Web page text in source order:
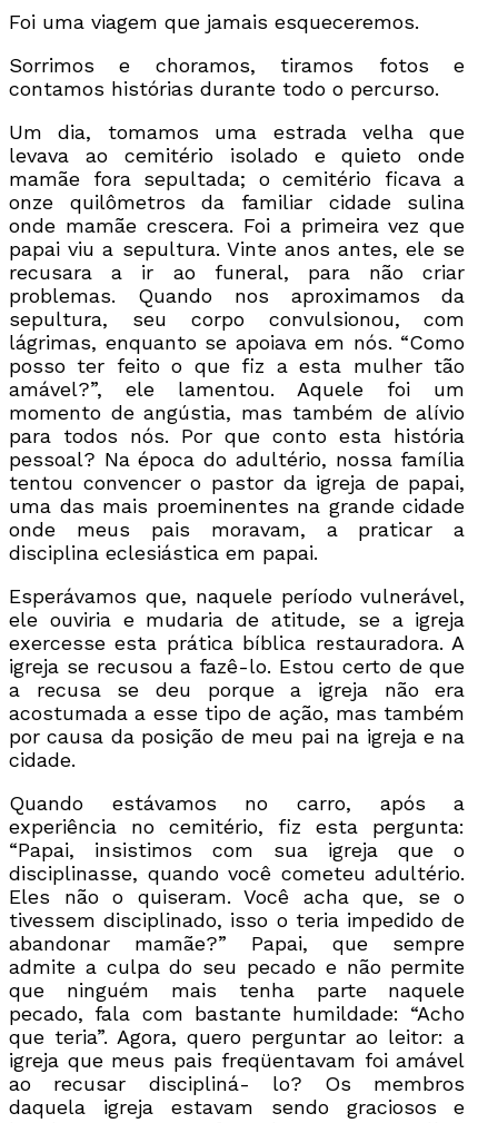
Foi uma viagem que jamais esqueceremos.
Sorrimos e choramos, tiramos fotos e
contamos histórias durante todo o percurso.
Um dia, tomamos uma estrada velha que
levava ao cemitério isolado e quieto onde
mamãe fora sepultada; o cemitério ficava a
onze quilômetros da familiar cidade sulina
onde mamãe crescera. Foi a primeira vez que
papai viu a sepultura. Vinte anos antes, ele se
recusara a ir ao funeral, para não criar
problemas. Quando nos aproximamos da
sepultura, seu corpo convulsionou, com
lágrimas, enquanto se apoiava em nós. “Como
posso ter feito o que fiz a esta mulher tão
amável?”, ele lamentou. Aquele foi um
momento de angústia, mas também de alívio
para todos nós. Por que conto esta história
pessoal? Na época do adultério, nossa família
tentou convencer o pastor da igreja de papai,
uma das mais proeminentes na grande cidade
onde meus pais moravam, a praticar a
disciplina eclesiástica em papai.
Esperávamos que, naquele período vulnerável,
ele ouviria e mudaria de atitude, se a igreja
exercesse esta prática bíblica restauradora. A
igreja se recusou a fazê-lo. Estou certo de que
a recusa se deu porque a igreja não era
acostumada a esse tipo de ação, mas também
por causa da posição de meu pai na igreja e na
cidade.
Quando estávamos no carro, após a
experiência no cemitério, fiz esta pergunta:
“Papai, insistimos com sua igreja que o
disciplinasse, quando você cometeu adultério.
Eles não o quiseram. Você acha que, se o
tivessem disciplinado, isso o teria impedido de
abandonar mamãe?” Papai, que sempre
admite a culpa do seu pecado e não permite
que ninguém mais tenha parte naquele
pecado, fala com bastante humildade: “Acho
que teria”. Agora, quero perguntar ao leitor: a
igreja que meus pais freqüentavam foi amável
ao recusar discipliná- lo? Os membros
daquela igreja estavam sendo graciosos e